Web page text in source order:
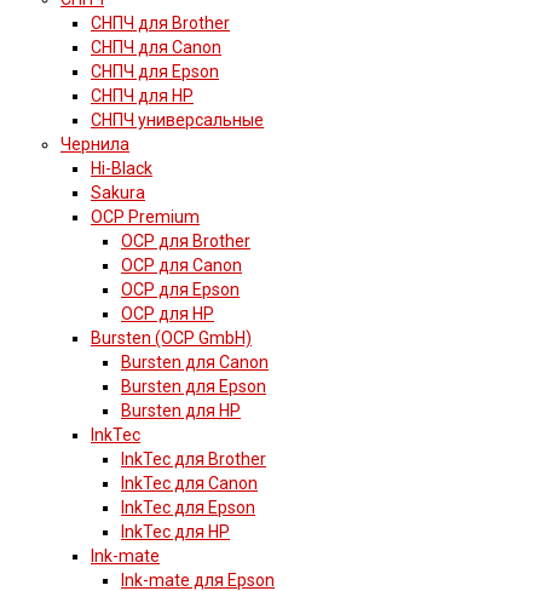
СНПЧ для Brother
СНПЧ для Canon
СНПЧ для Epson
СНПЧ для HP
СНПЧ универсальные
Чернила
Hi-Black
Sakura
OCP Premium
OCP для Brother
OCP для Canon
OCP для Epson
OCP для HP
Bursten (OCP GmbH)
Bursten для Canon
Bursten для Epson
Bursten для HP
InkTec
InkTec для Brother
InkTec для Canon
InkTec для Epson
InkTec для HP
Ink-mate
Ink-mate для Epson